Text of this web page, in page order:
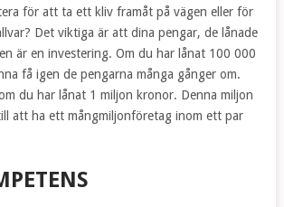
för att ta ett kliv framåt på vägen eller för
Det viktiga är att dina pengar, de lånade
är en investering. Om du har lånat 100 000
få igen de pengarna många gånger om.
du har lånat 1 miljon kronor. Denna miljon
att ha ett mångmiljonföretag inom ett par